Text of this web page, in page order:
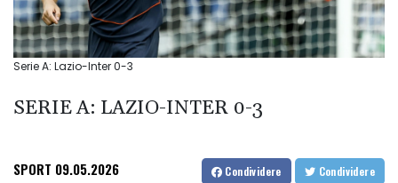
Serie A: Lazio-Inter 0-3
SERIE A: LAZIO-INTER 0-3
SPORT 09.05.2026 Condividere Condividere